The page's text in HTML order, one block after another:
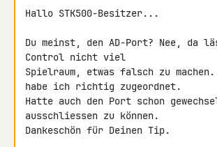
Hallo STK500-Besitzer...
Du meinst, den AD-Port? Nee, da
Control nicht viel
Spielraum, etwas falsch zu
habe ich richtig zugeordnet.
Hatte auch den Port schon
ausschliessen zu können.
Dankeschön für Deinen Tip.